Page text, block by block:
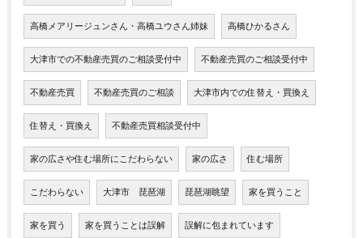
高橋メアリージュンさん・高橋ユウさん姉妹 高橋ひかるさん
大津市での不動産売買のご相談受付中 不動産売買のご相談受付中
不動産売買 不動産売買のご相談 大津市内での住替え・買換え
住替え・買換え 不動産売買相談受付中
家の広さや住む場所にこだわらない 家の広さ 住む場所
こだわらない 大津市 琵琶湖 琵琶湖眺望 家を買うこと
家を買う 家を買うことは誤解 誤解に包まれています